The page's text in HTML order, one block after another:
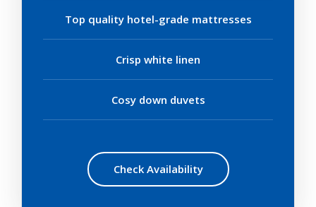
Top quality hotel-grade mattresses
Crisp white linen
Cosy down duvets
Check Availability